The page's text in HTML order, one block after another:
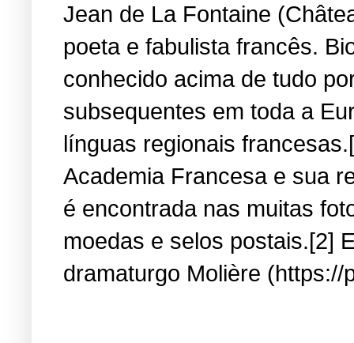
Jean de La Fontaine
poeta e fabulista francês.
conhecido acima de tudo
subsequentes em toda a
línguas regionais
Academia Francesa e sua
é encontrada nas muitas
moedas e selos postais.[2]
dramaturgo Molière